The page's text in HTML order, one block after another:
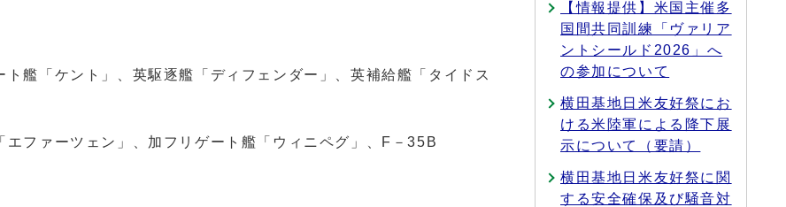
「ケント」、英駆逐艦「ディフェンダー」、英補給艦「タイドス
ァーツェン」、加フリゲート艦「ウィニペグ」、F－35B
【情報提供】米国主催多
国間共同訓練「ヴァリア
ントシールド2026」へ
の参加について
横田基地日米友好祭にお
ける米陸軍による降下展
示について（要請）
横田基地日米友好祭に関
する安全確保及び騒音対